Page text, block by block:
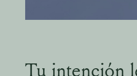
Tu intención